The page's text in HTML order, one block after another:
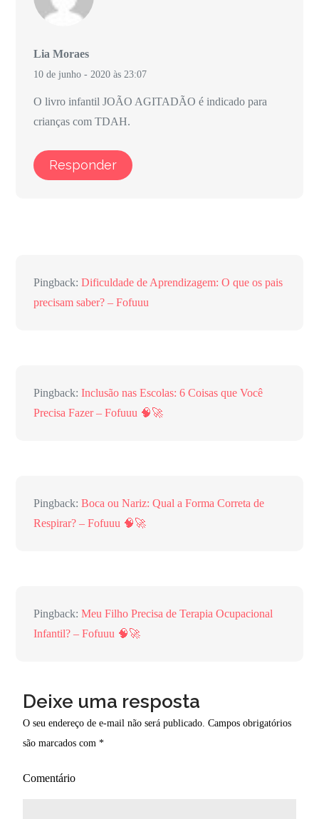
Lia Moraes
10 de junho - 2020 às 23:07
O livro infantil JOÃO AGITADÃO é indicado para
crianças com TDAH.
Responder
Pingback:Dificuldade de Aprendizagem: O que os pais
precisam saber? – Fofuuu
Pingback:Inclusão nas Escolas: 6 Coisas que Você
Precisa Fazer – Fofuuu 🧠🚀
Pingback:Boca ou Nariz: Qual a Forma Correta de
Respirar? – Fofuuu 🧠🚀
Pingback:Meu Filho Precisa de Terapia Ocupacional
Infantil? – Fofuuu 🧠🚀
Deixe uma resposta
O seu endereço de e-mail não será publicado. Campos obrigatórios
são marcados com*
Comentário